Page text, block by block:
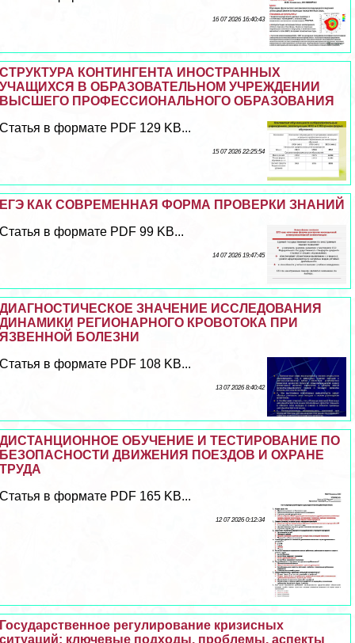
16 07 2026 16:40:43
СТРУКТУРА КОНТИНГЕНТА ИНОСТРАННЫХ
УЧАЩИХСЯ В ОБРАЗОВАТЕЛЬНОМ УЧРЕЖДЕНИИ
ВЫСШЕГО ПРОФЕССИОНАЛЬНОГО ОБРАЗОВАНИЯ
Статья в формате PDF 129 KB...
15 07 2026 22:25:54
ЕГЭ КАК СОВРЕМЕННАЯ ФОРМА ПРОВЕРКИ ЗНАНИЙ
Статья в формате PDF 99 KB...
14 07 2026 19:47:45
ДИАГНОСТИЧЕСКОЕ ЗНАЧЕНИЕ ИССЛЕДОВАНИЯ
ДИНАМИКИ РЕГИОНАРНОГО КРОВОТОКА ПРИ
ЯЗВЕННОЙ БОЛЕЗНИ
Статья в формате PDF 108 KB...
13 07 2026 8:40:42
ДИСТАНЦИОННОЕ ОБУЧЕНИЕ И ТЕСТИРОВАНИЕ ПО
БЕЗОПАСНОСТИ ДВИЖЕНИЯ ПОЕЗДОВ И ОХРАНЕ
ТРУДА
Статья в формате PDF 165 KB...
12 07 2026 0:12:34
Государственное регулирование кризисных
ситуаций: ключевые подходы, проблемы, аспекты